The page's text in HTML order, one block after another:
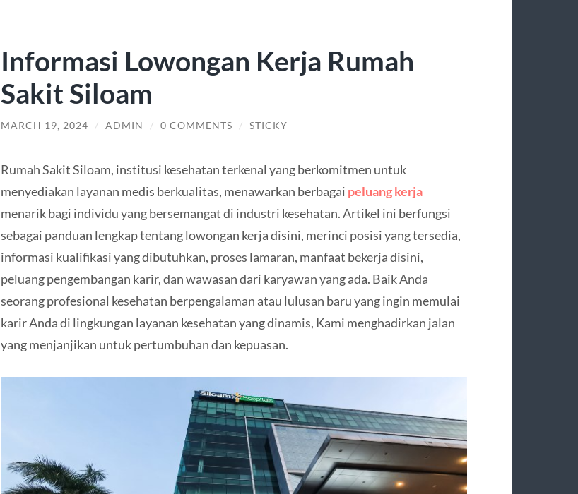
Informasi Lowongan Kerja Rumah
Sakit Siloam
MARCH 19, 2024 / ADMIN / 0 COMMENTS / STICKY
Rumah Sakit Siloam, institusi kesehatan terkenal yang berkomitmen untuk
menyediakan layanan medis berkualitas, menawarkan berbagai peluang kerja
menarik bagi individu yang bersemangat di industri kesehatan. Artikel ini berfungsi
sebagai panduan lengkap tentang lowongan kerja disini, merinci posisi yang tersedia,
informasi kualifikasi yang dibutuhkan, proses lamaran, manfaat bekerja disini,
peluang pengembangan karir, dan wawasan dari karyawan yang ada. Baik Anda
seorang profesional kesehatan berpengalaman atau lulusan baru yang ingin memulai
karir Anda di lingkungan layanan kesehatan yang dinamis, Kami menghadirkan jalan
yang menjanjikan untuk pertumbuhan dan kepuasan.